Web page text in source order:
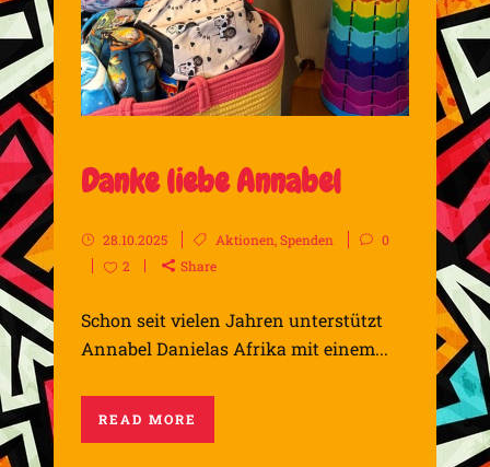
Danke liebe Annabel
28.10.2025 Aktionen,Spenden
0
2
Share
Schon seit vielen Jahren unterstützt
Annabel Danielas Afrika mit einem...
READ MORE